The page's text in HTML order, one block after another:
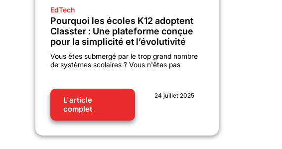
EdTech
Pourquoi les écoles K12 adoptent
Classter : Une plateforme conçue
pour la simplicité et l’évolutivité
Vous êtes submergé par le trop grand nombre
de systèmes scolaires ? Vous n'êtes pas
L'article
complet
24 juillet 2025